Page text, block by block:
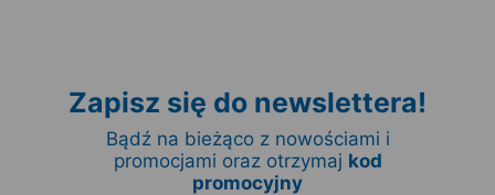
Zapisz się do newslettera!
Bądź na bieżąco z nowościami i
promocjami oraz otrzymaj kod
promocyjny